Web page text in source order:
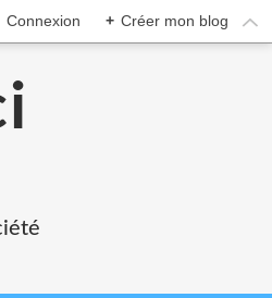
Connexion + Créer mon blog